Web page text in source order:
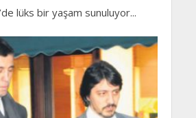
lüks bir yaşam sunuluyor...